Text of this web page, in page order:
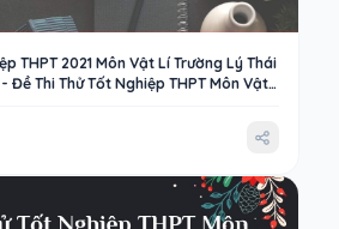
THPT 2021 Môn Vật Lí Trường Lý Thái
Đề Thi Thử Tốt Nghiệp THPT Môn Vật